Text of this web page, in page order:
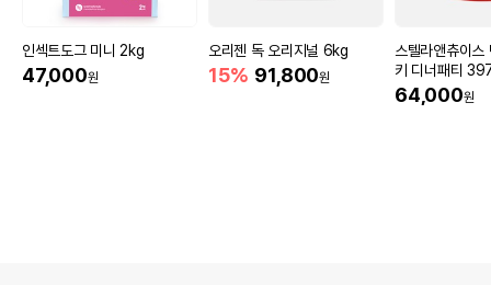
인섹트도그 미니 2kg
47,000원
오리젠 독 오리지널 6kg
15% 91,800원
스텔라앤츄이스
키 디너패티
64,000원